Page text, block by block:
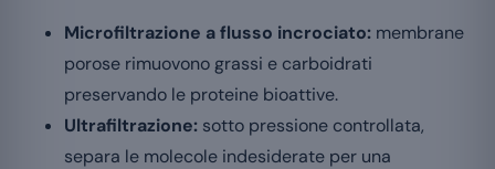
Microfiltrazione a flusso incrociato: membrane
porose rimuovono grassi e carboidrati
preservando le proteine bioattive.
Ultrafiltrazione: sotto pressione controllata,
separa le molecole indesiderate per una